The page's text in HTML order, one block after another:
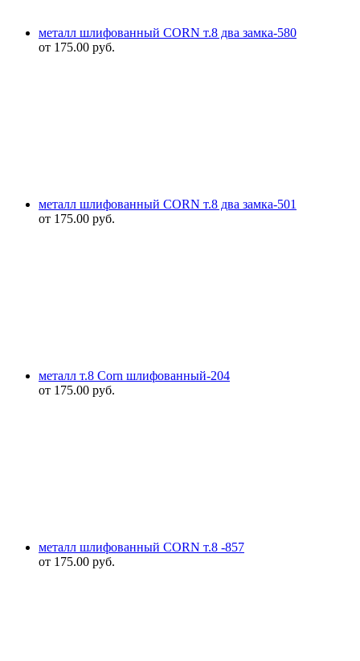
металл шлифованный CORN т.8 два замка-580
от 175.00 руб.
металл шлифованный CORN т.8 два замка-501
от 175.00 руб.
металл т.8 Corn шлифованный-204
от 175.00 руб.
металл шлифованный CORN т.8 -857
от 175.00 руб.